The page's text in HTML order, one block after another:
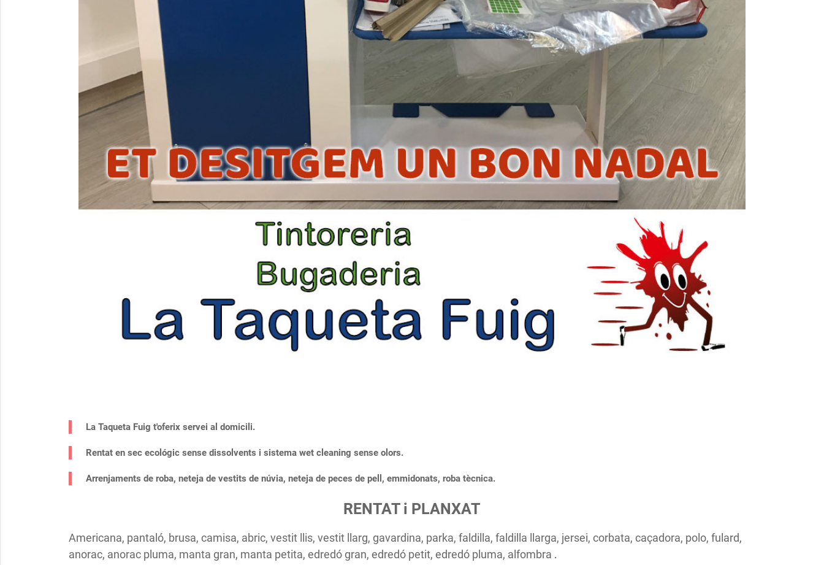
La Taqueta Fuig t'oferix servei al domicili.
Rentat en sec ecológic sense dissolvents i sistema wet cleaning sense olors.
Arrenjaments de roba, neteja de vestits de núvia, neteja de peces de pell, emmidonats, roba tècnica.
RENTAT i PLANXAT
Americana, pantaló, brusa, camisa, abric, vestit llis, vestit llarg, gavardina, parka, faldilla, faldilla llarga, jersei, corbata, caçadora, polo, fulard,
anorac, anorac pluma, manta gran, manta petita, edredó gran, edredó petit, edredó pluma, alfombra .